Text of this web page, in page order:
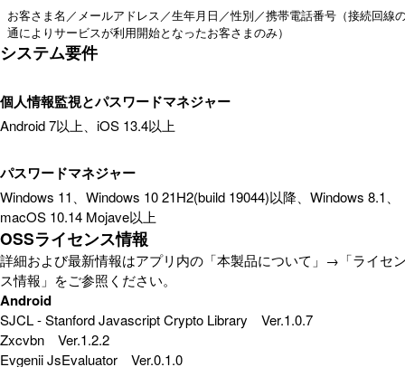
お客さま名／メールアドレス／生年月日／性別／携帯電話番号（接続回線
通によりサービスが利用開始となったお客さまのみ）
システム要件
個人情報監視とパスワードマネジャー
Android 7以上、iOS 13.4以上
パスワードマネジャー
Windows 11、Windows 10 21H2(build 19044)以降、Windows 8.1、
macOS 10.14 Mojave以上
OSSライセンス情報
詳細および最新情報はアプリ内の「本製品について」→「ライセ
ス情報」をご参照ください。
Android
SJCL - Stanford Javascript Crypto Library Ver.1.0.7
Zxcvbn Ver.1.2.2
Evgenii JsEvaluator Ver.0.1.0